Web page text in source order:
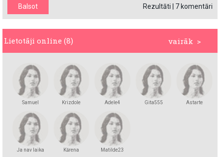
Rezultāti 7 komentāri
vairāk >
Lietotāji online (8)
Samuel
Krizdole Adele4 Gita555 Astarte
Ja nav laika Kārena Matilde23